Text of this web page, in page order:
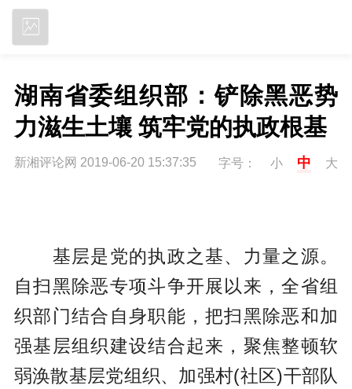
湖南省委组织部：铲除黑恶势
力滋生土壤 筑牢党的执政根基
新湘评论网 2019-06-20 15:37:35 字号： 小 中 大
基层是党的执政之基、力量之源。
自扫黑除恶专项斗争开展以来，全省组
织部门结合自身职能，把扫黑除恶和加
强基层组织建设结合起来，聚焦整顿软
弱涣散基层党组织、加强村(社区)干部队